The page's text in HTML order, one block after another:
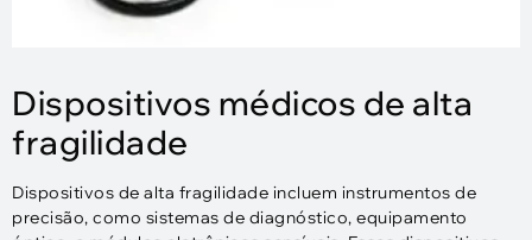
Dispositivos médicos de alta
fragilidade
Dispositivos de alta fragilidade incluem instrumentos de
precisão, como sistemas de diagnóstico, equipamento